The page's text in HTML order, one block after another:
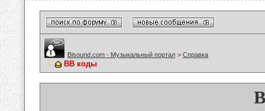
Bisound.com - Музыкальный портал > Справка
BB коды